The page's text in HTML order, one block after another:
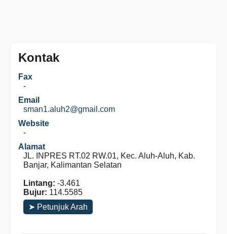
Kontak
Fax
-
Email
sman1.aluh2@gmail.com
Website
-
Alamat
JL. INPRES RT.02 RW.01, Kec. Aluh-Aluh, Kab.
Banjar, Kalimantan Selatan
Lintang: -3.461
Bujur: 114.5585
➤ Petunjuk Arah